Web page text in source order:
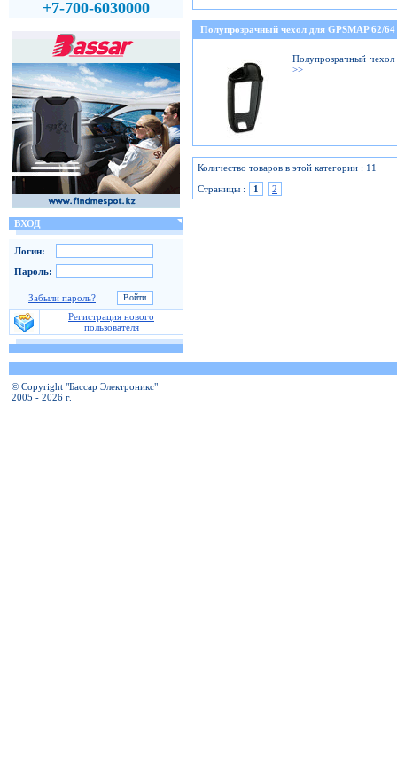
+7-700-6030000
ВХОД
Логин:
Пароль:
Забыли пароль?
Регистрация нового
пользователя
Полупрозрачный чехол для GPSMAP 62/64
Полупрозрачный
>>
Количество товаров в этой категории : 11
Страницы :
1 2
© Copyright "Бассар Электроникс"
2005 - 2026 г.